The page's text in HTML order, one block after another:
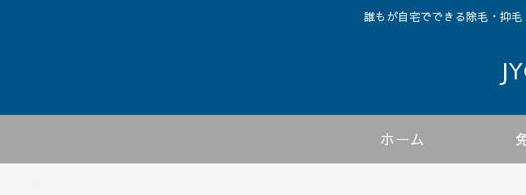
誰もが自宅でできる除毛・抑
ホーム